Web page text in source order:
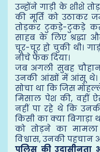
उन्होंने गाड़ी के शीशे
की मूर्ति को उठाकर
तोड़कर टुकड़े-टुकड़े कर
साहब के लिए श्रद्धा
चूर-चूर हो चुकी थी।
नीचे फेंक दिया।
जब अगली सुबह
उनकी आंखों में आंसू थे।
सोचा था कि जिस
मिसाल पेश की, वहीं
नहीं पा रहे थे कि
किसी का क्या बिगाड़ा
को तोड़ने का
विश्वास, उनकी पहचान
पुलिस की उदासीनता